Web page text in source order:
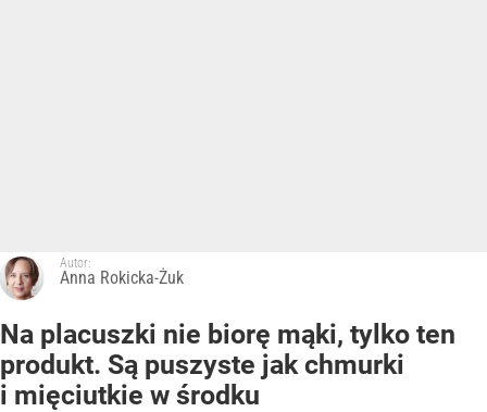
Autor:
Anna Rokicka-Żuk
Na placuszki nie biorę mąki, tylko ten
produkt. Są puszyste jak chmurki
i mięciutkie w środku